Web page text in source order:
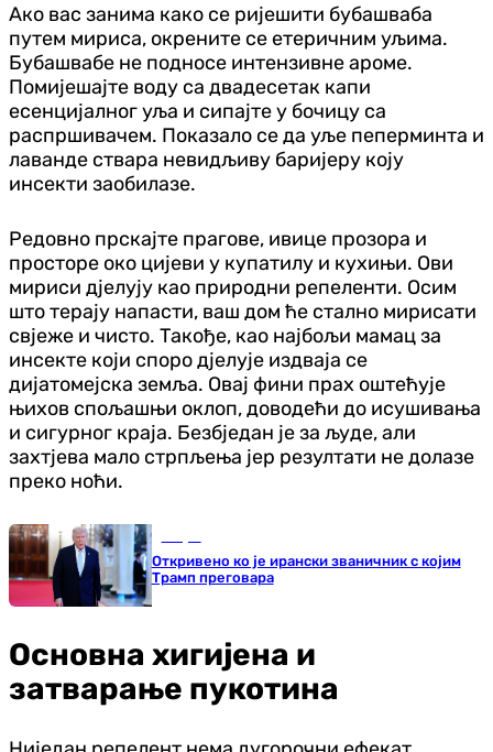
Ако вас занима како се ријешити бубашваба
путем мириса, окрените се етеричним уљима.
Бубашвабе не подносе интензивне ароме.
Помијешајте воду са двадесетак капи
есенцијалног уља и сипајте у бочицу са
распршивачем. Показало се да уље пеперминта и
лаванде ствара невидљиву баријеру коју
инсекти заобилазе.
Редовно прскајте прагове, ивице прозора и
просторе око цијеви у купатилу и кухињи. Ови
мириси дјелују као природни репеленти. Осим
што терају напасти, ваш дом ће стално мирисати
свјеже и чисто. Такође, као најбољи мамац за
инсекте који споро дјелује издваја се
дијатомејска земља. Овај фини прах оштећује
њихов спољашњи оклоп, доводећи до исушивања
и сигурног краја. Безбједан је за људе, али
захтјева мало стрпљења јер резултати не долазе
преко ноћи.
Откривено ко је ирански званичник с којим
Трамп преговара
Основна хигијена и
затварање пукотина